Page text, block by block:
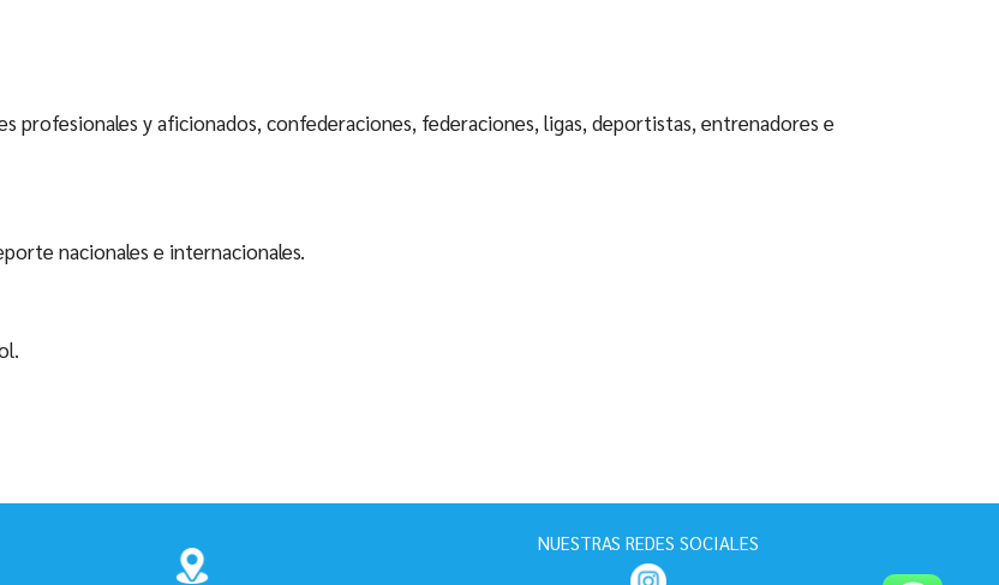
profesionales y aficionados, confederaciones, federaciones, ligas, deportistas, entrenadores e
nacionales e internacionales.
NUESTRAS REDES SOCIALES